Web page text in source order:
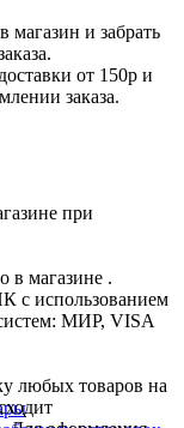
и забрать
от 150р и
заказа.
при
в магазине .
с использованием
МИР, VISA
любых товаров на